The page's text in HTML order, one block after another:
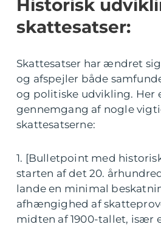
Historisk
skattesatser:
Skattesatser har ændret
og afspejler både
og politiske udvikling. Her
gennemgang af nogle
skattesatserne:
1. [Bulletpoint med
starten af det 20.
lande en minimal
afhængighed af
midten af 1900-tallet, især